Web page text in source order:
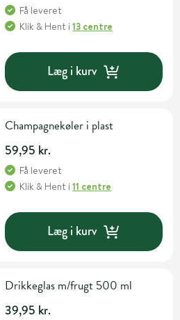
Få leveret
Klik & Hent i13 centre
Læg i kurv
Champagnekøler i plast
59,95 kr.
Få leveret
Klik & Hent i11 centre
Læg i kurv
Drikkeglas m/frugt 500 ml
39,95 kr.